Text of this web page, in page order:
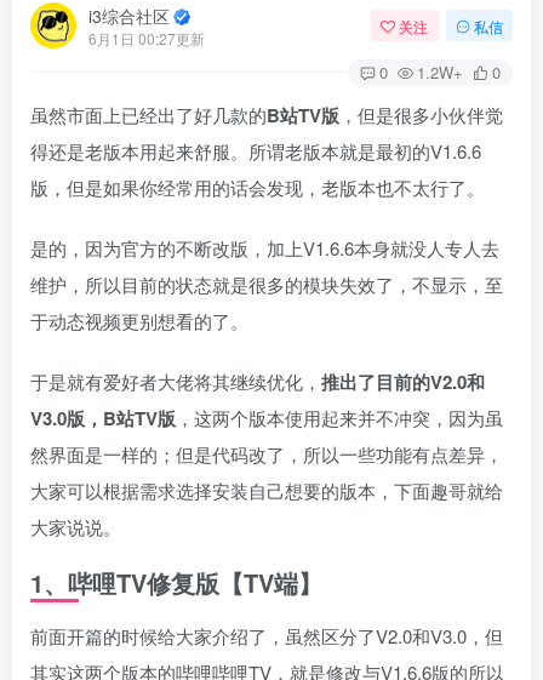
i3综合社区
6月1日 00:27更新
关注 私信
0 1.2W+ 0
虽然市面上已经出了好几款的B站TV版 ，但是很多小伙伴觉
得还是老版本用起来舒服。所谓老版本就是最初的V1.6.6
版，但是如果你经常用的话会发现，老版本也不太行了。
是的，因为官方的不断改版，加上V1.6.6本身就没人专人去
维护，所以目前的状态就是很多的模块失效了，不显示，至
于动态视频更别想看的了。
于是就有爱好者大佬将其继续优化， 推出了目前的V2.0和
V3.0版，B站TV版 ，这两个版本使用起来并不冲突，因为虽
然界面是一样的；但是代码改了，所以一些功能有点差异，
大家可以根据需求选择安装自己想要的版本，下面趣哥就给
大家说说。
1、哔哩TV修复版【TV端】
前面开篇的时候给大家介绍了，虽然区分了V2.0和V3.0，但
其实这两个版本的哔哩哔哩TV，就是修改与V1.6.6版的所以